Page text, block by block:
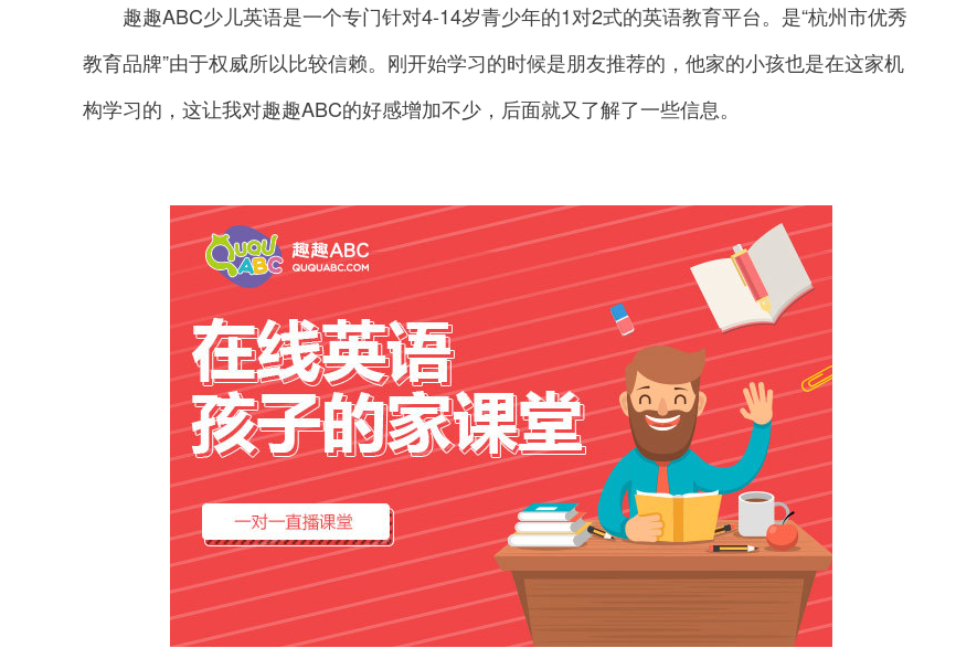
趣趣ABC少儿英语是一个专门针对4-14岁青少年的1对2式的英语教育平台。是“杭州市优秀
教育品牌”由于权威所以比较信赖。刚开始学习的时候是朋友推荐的，他家的小孩也是在这家机
构学习的，这让我对趣趣ABC的好感增加不少，后面就又了解了一些信息。